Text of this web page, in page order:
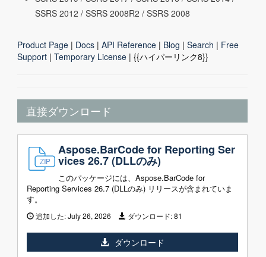
SSRS 2012 / SSRS 2008R2 / SSRS 2008
Product Page | Docs | API Reference | Blog | Search | Free
Support | Temporary License | {{ハイパーリンク8}}
直接ダウンロード
Aspose.BarCode for Reporting Ser
vices 26.7 (DLLのみ)
このパッケージには、Aspose.BarCode for
Reporting Services 26.7 (DLLのみ) リリースが含まれていま
す。
追加した:July 26, 2026 ダウンロード:81
ダウンロード